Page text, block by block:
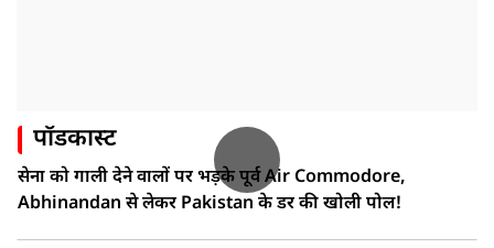
पॉडकास्ट
सेना को गाली देने वालों पर भड़के पूर्व Air Commodore,
Abhinandan से लेकर Pakistan के डर की खोली पोल!